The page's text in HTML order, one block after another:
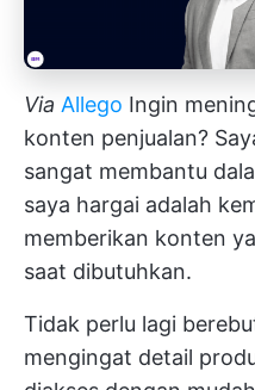
Via Allego Ingin
konten penjualan?
sangat membantu
saya hargai adalah
memberikan konten
saat dibutuhkan.
Tidak perlu lagi
mengingat detail